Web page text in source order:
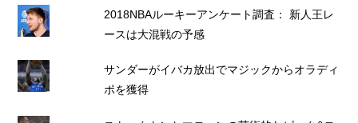
2018NBAルーキーアンケート調査： 新人王レ
ースは大混戦の予感
サンダーがイバカ放出でマジックからオラディ
ポを獲得